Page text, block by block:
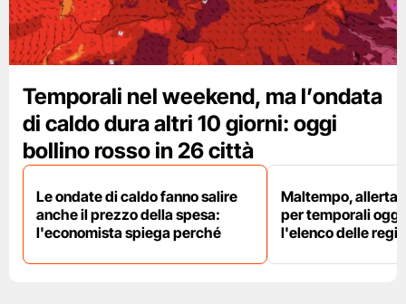
Temporali nel weekend, ma l’ondata
di caldo dura altri 10 giorni: oggi
bollino rosso in 26 città
Le ondate di caldo fanno salire
anche il prezzo della spesa:
l'economista spiega perché
Maltempo, allerta
per temporali oggi
l'elenco delle